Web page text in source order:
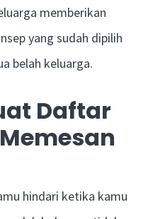
memberikan
yang sudah dipilih
belah keluarga.
Daftar
hindari ketika kamu